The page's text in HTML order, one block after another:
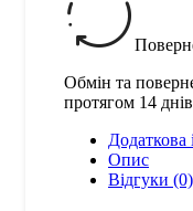
Обмін та
протягом 14 днів
Додаткова
Опис
Відгуки (0)